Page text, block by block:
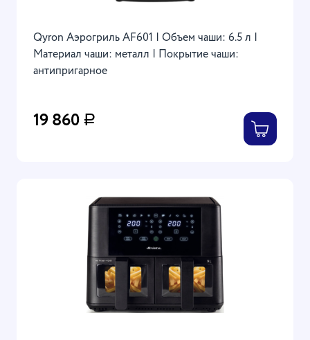
Qyron Аэрогриль AF601 | Объем чаши: 6.5 л |
Материал чаши: металл | Покрытие чаши:
антипригарное
19 860 Р